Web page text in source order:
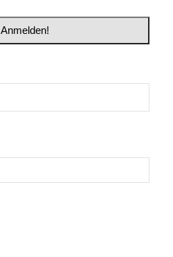
Anmelden!